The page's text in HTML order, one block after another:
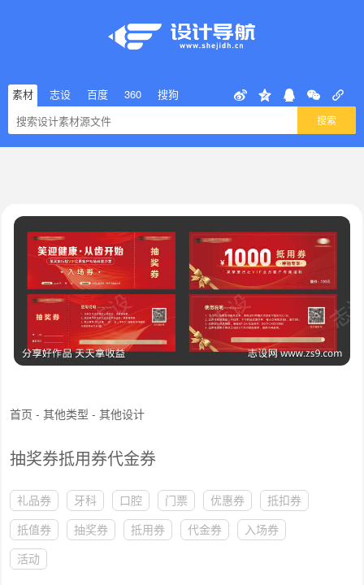
素材 志设 百度 360 搜狗
搜索
首页 - 其他类型 - 其他设计
抽奖券抵用券代金券
礼品券 牙科 口腔 门票 优惠券
抵扣券
抵值券
抽奖券 抵用券 代金券
入场券
活动